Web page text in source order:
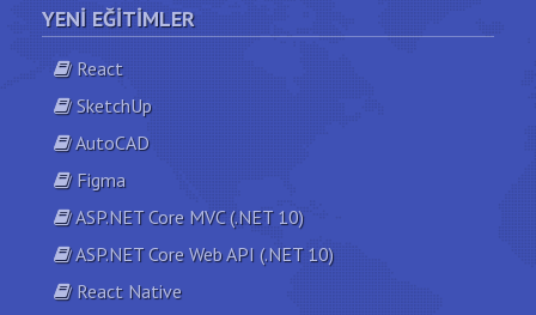
YENI EĞITIMLER
React
SketchUp
AutoCAD
Figma
ASP.NET Core MVC (.NET 10)
ASP.NET Core Web API (.NET 10)
React Native